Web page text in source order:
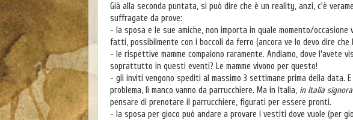
Già alla seconda puntata, si può dire che è un reality, anzi, c'è
suffragate da prove:
- la sposa e le sue amiche, non importa in quale momento/occasione
fatti, possibilmente con i boccoli da ferro (ancora ve lo devo dire che
- le rispettive mamme compaiono raramente. Andiamo, dove l'avete
soprattutto in questi eventi? Le mamme vivono per questo!
- gli inviti vengono spediti al massimo 3 settimane prima della data.
problema, lì manco vanno da parrucchiere. Ma in Italia, in Italia
pensare di prenotare il parrucchiere, figurati per essere pronti.
- la sposa per gioco può andare a provare i vestiti dove vuole (per